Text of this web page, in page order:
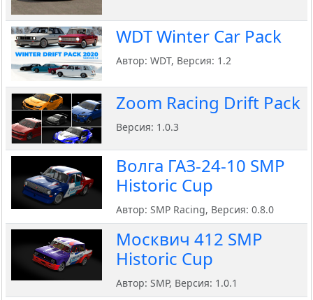
WDT Winter Car Pack
Автор: WDT, Версия: 1.2
Zoom Racing Drift Pack
Версия: 1.0.3
Волга ГАЗ-24-10 SMP
Historic Cup
Автор: SMP Racing, Версия: 0.8.0
Москвич 412 SMP
Historic Cup
Автор: SMP, Версия: 1.0.1